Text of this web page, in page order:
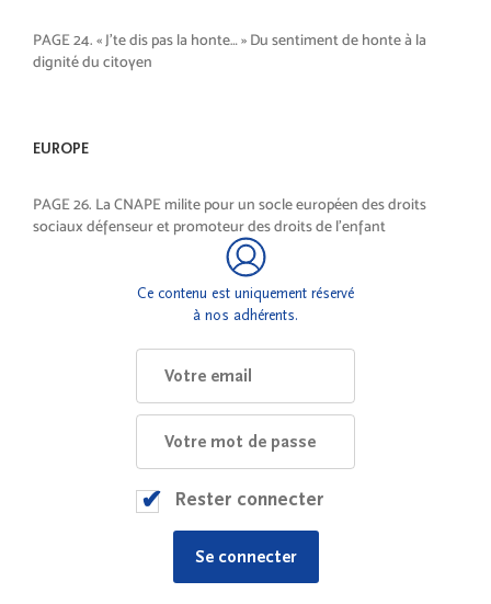
PAGE 24. « J’te dis pas la honte… » Du sentiment de honte à la
dignité du citoyen
EUROPE
PAGE 26. La CNAPE milite pour un socle européen des droits
sociaux défenseur et promoteur des droits de l’enfant
Ce contenu est uniquement réservé
à nos adhérents.
Rester connecter